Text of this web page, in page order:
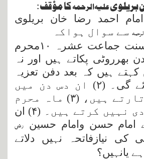
بریلویعلیہ الرحمہکا مؤقف :
احمد رضا خان بریلوی
سے سوال ہواکہ
جماعت عشرہ ۱۰محرم
بھرروٹی پکاتے ہیں اور نہ
کہتے ہیں کہ بعد دفن تعزیہ
گی۔ (۲) ان دس دن میں
ہیں، (۳) ماہ محرم
نہیں کرتے ہیں۔ (۴) ان
امام حسن وامام حسین رضی
نیازفاتحہ نہیں دلاتے
ہے یانہیں؟